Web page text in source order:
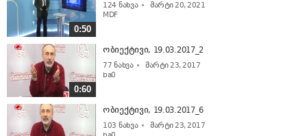
0:50
124 ნახვა
მარტი 20, 2021
MDF
0:60
ობიექტივი, 19.03.2017_2
77 ნახვა
მარტი 23, 2017
ba0
ობიექტივი, 19.03.2017_6
103 ნახვა
მარტი 23, 2017